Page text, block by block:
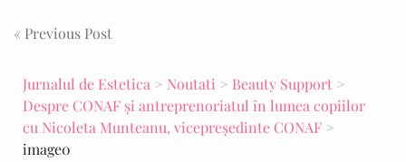
Post
navigation
« Previous Post
Jurnalul de Estetica > Noutati > Beauty Support >
Despre CONAF și antreprenoriatul în lumea copiilor
cu Nicoleta Munteanu, vicepreședinte CONAF >
image0